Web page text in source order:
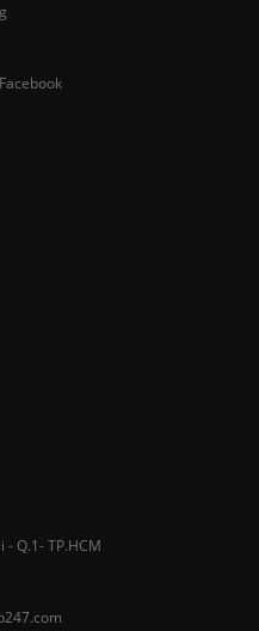
Q.1- TP.HCM